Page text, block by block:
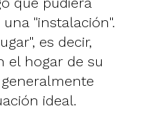
"instalación".
es decir,
el hogar de su
ideal.